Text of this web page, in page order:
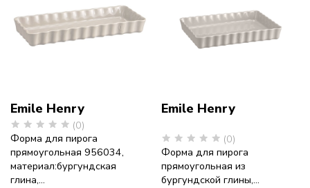
Emile Henry
(0)
Форма для пирога
прямоугольная 956034,
материал:бургундская
глина,...
Emile Henry
(0)
Форма для пирога
прямоугольная из
бургундской глины,...